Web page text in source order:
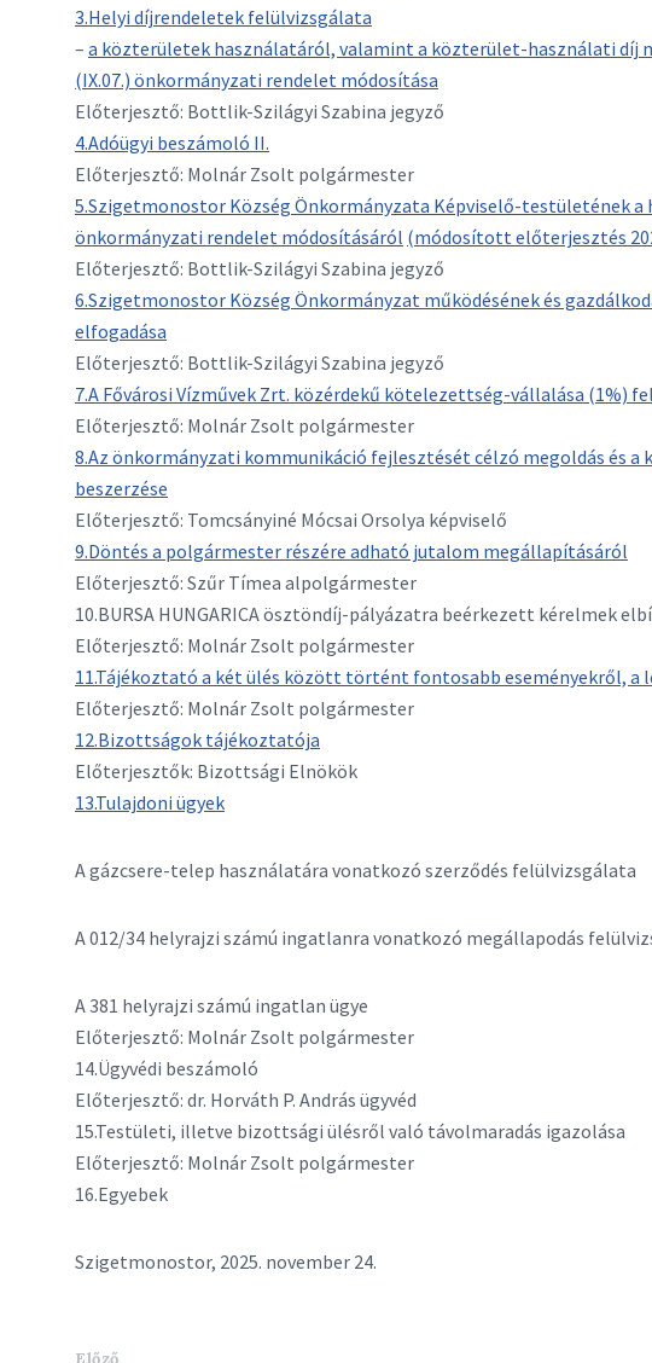
3.Helyi díjrendeletek felülvizsgálata
– a közterületek használatáról, valamint a közterület-használati díj
(IX.07.) önkormányzati rendelet módosítása
Előterjesztő: Bottlik-Szilágyi Szabina jegyző
4.Adóügyi beszámoló II.
Előterjesztő: Molnár Zsolt polgármester
5.Szigetmonostor Község Önkormányzata Képviselő-testületének a
önkormányzati rendelet módosításáról (módosított előterjesztés
Előterjesztő: Bottlik-Szilágyi Szabina jegyző
6.Szigetmonostor Község Önkormányzat működésének és
elfogadása
Előterjesztő: Bottlik-Szilágyi Szabina jegyző
7.A Fővárosi Vízművek Zrt. közérdekű kötelezettség-vállalása (1%)
Előterjesztő: Molnár Zsolt polgármester
8.Az önkormányzati kommunikáció fejlesztését célzó megoldás és
beszerzése
Előterjesztő: Tomcsányiné Mócsai Orsolya képviselő
9.Döntés a polgármester részére adható jutalom megállapításáról
Előterjesztő: Szűr Tímea alpolgármester
10.BURSA HUNGARICA ösztöndíj-pályázatra beérkezett kérelmek
Előterjesztő: Molnár Zsolt polgármester
11.Tájékoztató a két ülés között történt fontosabb eseményekről,
Előterjesztő: Molnár Zsolt polgármester
12.Bizottságok tájékoztatója
Előterjesztők: Bizottsági Elnökök
13.Tulajdoni ügyek
A gázcsere-telep használatára vonatkozó szerződés felülvizsgálata
A 012/34 helyrajzi számú ingatlanra vonatkozó megállapodás
A 381 helyrajzi számú ingatlan ügye
Előterjesztő: Molnár Zsolt polgármester
14.Ügyvédi beszámoló
Előterjesztő: dr. Horváth P. András ügyvéd
15.Testületi, illetve bizottsági ülésről való távolmaradás igazolása
Előterjesztő: Molnár Zsolt polgármester
16.Egyebek
Szigetmonostor, 2025. november 24.